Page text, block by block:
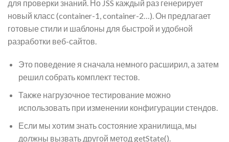
для проверки знаний. Но JSS каждый раз генерирует
новый класс (container-1, container-2…). Он предлагает
готовые стили и шаблоны для быстрой и удобной
разработки веб-сайтов.
Это поведение я сначала немного расширил, а затем
решил собрать комплект тестов.
Также нагрузочное тестирование можно
использовать при изменении конфигурации стендов.
Если мы хотим знать состояние хранилища, мы
должны вызвать другой метод getState().